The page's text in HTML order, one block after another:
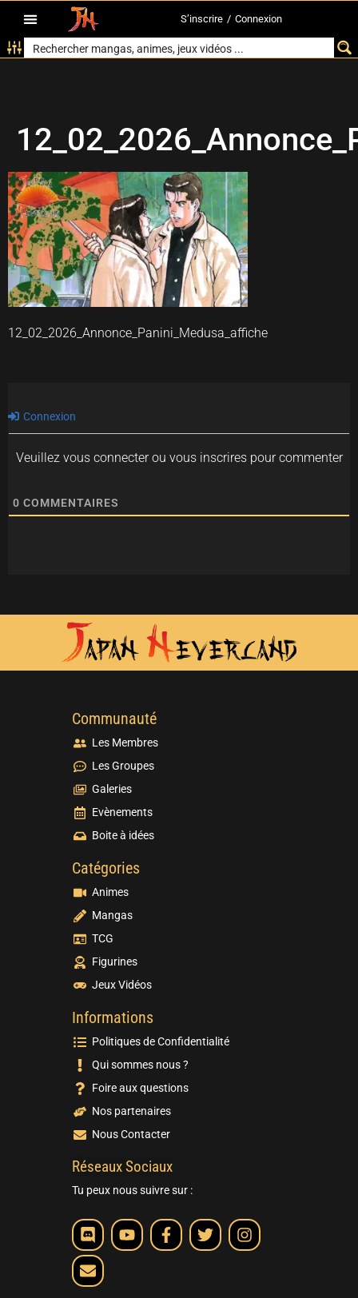
S’inscrire / Connexion
12_02_2026_Annonce_Panini_Medusa_affiche
Connexion
Veuillez vous connecter ou vous inscrires pour commenter
0 COMMENTAIRES
Communauté
Les Membres
Les Groupes
Galeries
Evènements
Boite à idées
Catégories
Animes
Mangas
TCG
Figurines
Jeux Vidéos
Informations
Politiques de Confidentialité
Qui sommes nous ?
Foire aux questions
Nos partenaires
Nous Contacter
Réseaux Sociaux
Tu peux nous suivre sur :